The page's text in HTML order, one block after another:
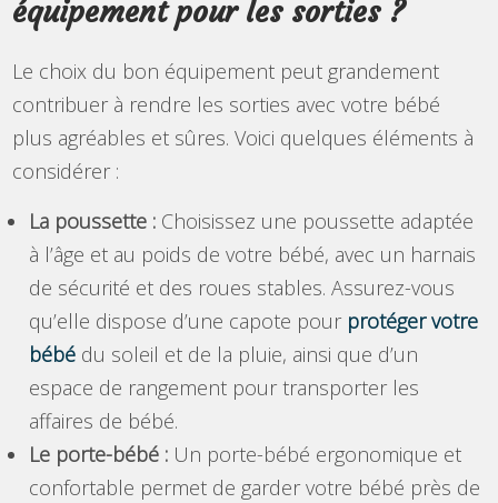
équipement pour les sorties ?
Le choix du bon équipement peut grandement
contribuer à rendre les sorties avec votre bébé
plus agréables et sûres. Voici quelques éléments à
considérer :
La poussette : Choisissez une poussette adaptée
à l’âge et au poids de votre bébé, avec un harnais
de sécurité et des roues stables. Assurez-vous
qu’elle dispose d’une capote pour protéger votre
bébé du soleil et de la pluie, ainsi que d’un
espace de rangement pour transporter les
affaires de bébé.
Le porte-bébé : Un porte-bébé ergonomique et
confortable permet de garder votre bébé près de